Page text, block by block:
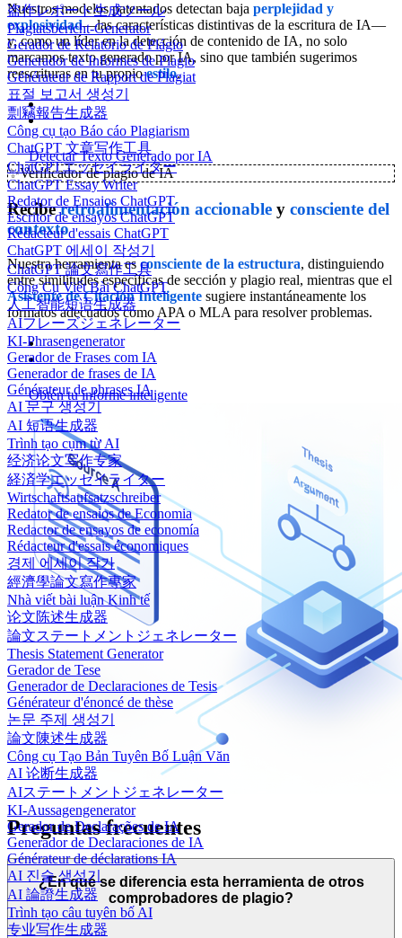
盗作レポート生成ツール
Plagiatsbericht-Generator
Gerador de Relatório de Plágio
Generador de Informes de Plagio
Générateur de Rapport de Plagiat
표절 보고서 생성기
剽竊報告生成器
Công cụ tạo Báo cáo Plagiarism
ChatGPT 文章写作工具
ChatGPTエッセイライター
ChatGPT Essay Writer
Redator de Ensaios ChatGPT
Escritor de ensayos ChatGPT
Rédacteur d'essais ChatGPT
ChatGPT 에세이 작성기
ChatGPT 論文寫作工具
Công Cụ Viết Bài ChatGPT
人工智能短语生成器
AIフレーズジェネレーター
KI-Phrasengenerator
Gerador de Frases com IA
Generador de frases de IA
Générateur de phrases IA
AI 문구 생성기
AI 短语生成器
Trình tạo cụm từ AI
经济论文写作专家
経済学エッセイライター
Wirtschaftsaufsatzschreiber
Redator de ensaios de Economia
Redactor de ensayos de economía
Rédacteur d'essais économiques
경제 에세이 작가
經濟學論文寫作專家
Nhà viết bài luận Kinh tế
论文陈述生成器
論文ステートメントジェネレーター
Thesis Statement Generator
Gerador de Tese
Generador de Declaraciones de Tesis
Générateur d'énoncé de thèse
논문 주제 생성기
論文陳述生成器
Công cụ Tạo Bản Tuyên Bố Luận Văn
AI 论断生成器
AIステートメントジェネレーター
KI-Aussagengenerator
Gerador de Declarações de IA
Generador de Declaraciones de IA
Générateur de déclarations IA
AI 진술 생성기
AI 論證生成器
Trình tạo câu tuyên bố AI
专业写作生成器
Nuestros modelos patentados detectan baja perplejidad y
explosividad—las características distintivas de la escritura de IA—
y, como un líder en la detección de contenido de IA, no solo
marcamos texto generado por IA, sino que también sugerimos
reescrituras en tu propioestilo.
Detectar Texto Generado por IA
✨Verificador de plagio de IA
Reciberetroalimentación accionable y consciente del
contexto
Nuestra herramienta es consciente de la estructura, distinguiendo
entre similitudes específicas de sección y plagio real, mientras que el
Asistente de Citación Inteligente sugiere instantáneamente los
formatos adecuados como APA o MLA para resolver problemas.
Obtén tu informe inteligente
Preguntas frecuentes
¿En qué se diferencia esta herramienta de otros
comprobadores de plagio?